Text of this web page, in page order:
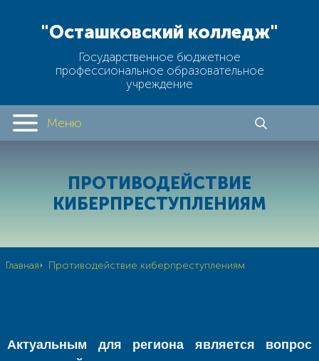
"Осташковский колледж"
Государственное бюджетное
профессиональное образовательное
учреждение
Меню
ПРОТИВОДЕЙСТВИЕ
КИБЕРПРЕСТУПЛЕНИЯМ
Главная› Противодействие киберпреступлениям
Актуальным для региона является вопрос